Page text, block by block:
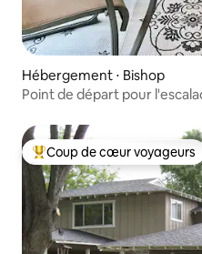
Hébergement ⋅ Bishop
Point de départ pour
Coups de cœur voyageurs
Coup de cœur voyageurs